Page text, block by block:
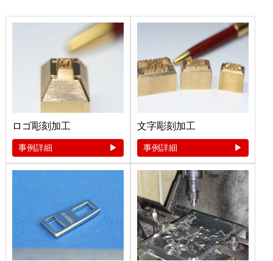
ロゴ彫刻加工
事例詳細
文字彫刻加工
事例詳細